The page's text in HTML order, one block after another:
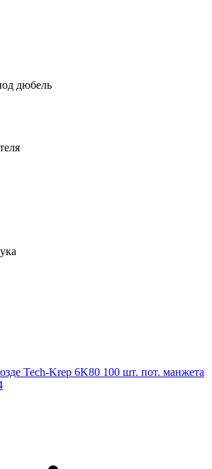
дюбель
Tech-Krep 6K80 100 шт. пот. манжета